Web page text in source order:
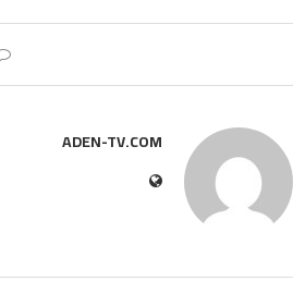
ADEN-TV.COM